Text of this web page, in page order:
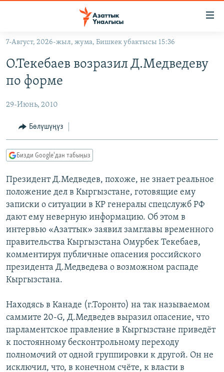
Навигацияга
өтүңүз
Издөөгө
салыңызКЫРГЫЗСТАН
САЯСАТ
ЭКОНОМИКА
ДҮЙНӨ
ДҮЙНӨ
БОРБОР АЗИЯ
УКРАИНА
АТАЙЫН ИЛИКТӨӨ
БҮГҮН АЗАТТЫКТА
ЭКСПЕРТТЕР ТАЛДАЙТ
БИЗ ЖАНА ДҮЙНӨ
ДАНИСТЕ
ЭЖЕ-СИҢДИЛЕР
АЗАТТЫК+
ЫҢГАЙСЫЗ СУРООЛОР
ПОДКАСТ
ӨЗГӨЧӨ ПИКИР
Русский
ОНЛАЙН ШЕРИНЕ
ЭЕ/АРнун бардык сайттары
7-Август, 2026-жыл, жума, Бишкек убактысы 15:36
О.Текебаев возразил Д.Медведеву
по форме
29-Июнь, 2010
Бөлүшүңүз
Бизди Google'дан табыңыз
Президент Д.Медведев, похоже, не знает реальное
положение дел в Кыргызстане, готовящие ему
записки о ситуации в КР генералы спецслужб РФ
дают ему неверную информацию. Об этом в
интервью «Азаттык» заявил замглавы временного
правительства Кыргызстана Омурбек Текебаев,
комментируя публичные опасения российского
президента Д.Медведева о возможном распаде
Кыргызстана.
Находясь в Канаде (г.Торонто) на так называемом
саммите 20-G, Д.Медведев выразил опасение, что
парламентское правление в Кыргызстане приведёт
к постоянному бесконтрольному переходу
полномочий от одной группировки к другой. Он не
исключил, что, в конечном счёте, к власти в